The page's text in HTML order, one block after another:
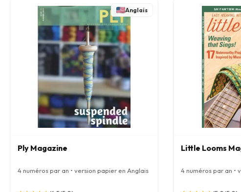
Anglais
Ply Magazine
4 numéros par an • version papier en Anglais
Little Looms
4 numéros par an •